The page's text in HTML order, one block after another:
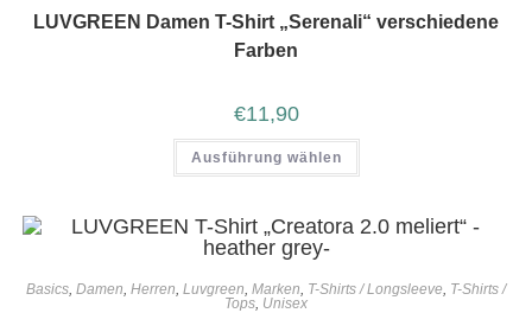
LUVGREEN Damen T-Shirt „Serenali“ verschiedene
Farben
€11,90
Ausführung wählen
Basics Damen Herren Luvgreen Marken T-Shirts / Longsleeve T-Shirts /
Tops Unisex